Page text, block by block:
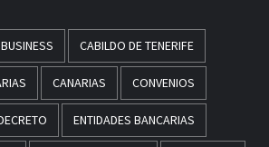
BUSINESS CABILDO DE TENERIFE
CANARIAS CONVENIOS
ENTIDADES BANCARIAS